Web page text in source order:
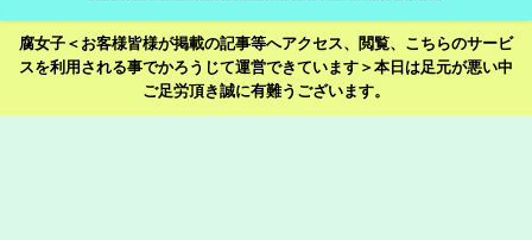
腐女子＜お客様皆様が掲載の記事等へアクセス、閲覧、こちらのサービ
スを利用される事でかろうじて運営できています＞本日は足元が悪い中
ご足労頂き誠に有難うございます。